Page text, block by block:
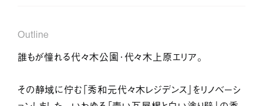
Outline
誰もが憧れる代々木公園・代々木上原エリア。
その静域に佇む「秀和元代々木レジデンス」をリノベーシ